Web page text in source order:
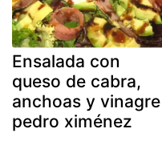
Ensalada con
queso de cabra,
anchoas y vinagre
pedro ximénez